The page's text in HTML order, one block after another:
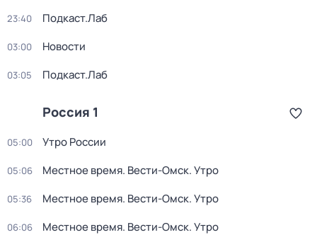
23:40 Подкаст.Лаб
03:00 Новости
03:05 Подкаст.Лаб
Россия 1
05:00 Утро России
05:06 Местное время. Вести-Омск. Утро
05:36 Местное время. Вести-Омск. Утро
06:06 Местное время. Вести-Омск. Утро